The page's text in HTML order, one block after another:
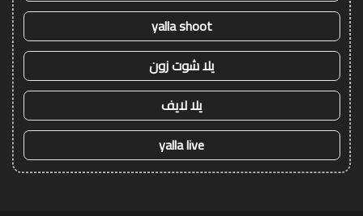
yalla shoot
يلا شوت زون
يلا لايف
yalla live